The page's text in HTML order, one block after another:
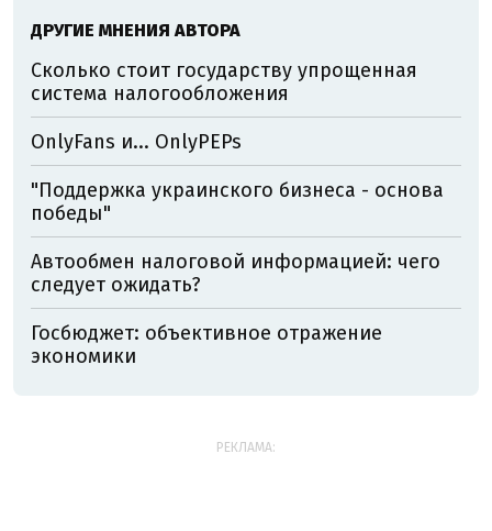
ДРУГИЕ МНЕНИЯ АВТОРА
Сколько стоит государству упрощенная
система налогообложения
OnlyFans и... OnlyPEPs
"Поддержка украинского бизнеса - основа
победы"
Автообмен налоговой информацией: чего
следует ожидать?
Госбюджет: объективное отражение
экономики
РЕКЛАМА: